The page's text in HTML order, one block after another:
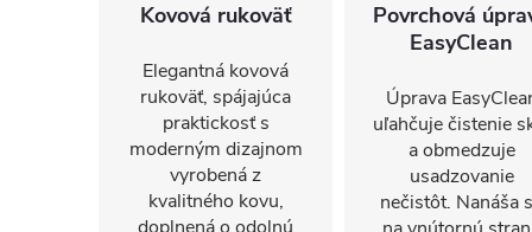
Kovová rukoväť
Elegantná kovová
rukoväť, spájajúca
praktickosť s
moderným dizajnom
vyrobená z
kvalitného kovu,
Povrchová
EasyClean
Úprava
uľahčuje čistenie
a obmedzuje
usadzovanie
nečistôt. Nanáša